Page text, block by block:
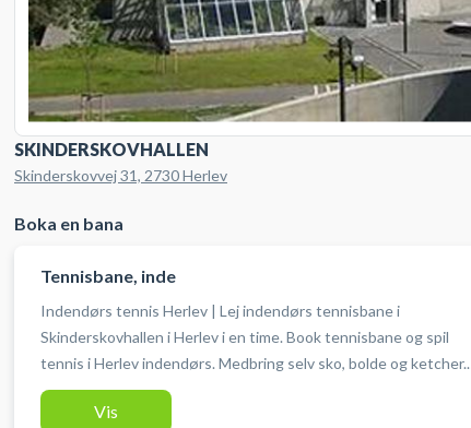
SKINDERSKOVHALLEN
Skinderskovvej 31, 2730 Herlev
Boka en bana
Tennisbane, inde
Indendørs tennis Herlev | Lej indendørs tennisbane i
Skinderskovhallen i Herlev i en time. Book tennisbane og spil
tennis i Herlev indendørs. Medbring selv sko, bolde og ketcher.
Der må ikke benyttes udendørs sko i hallen.
Vis